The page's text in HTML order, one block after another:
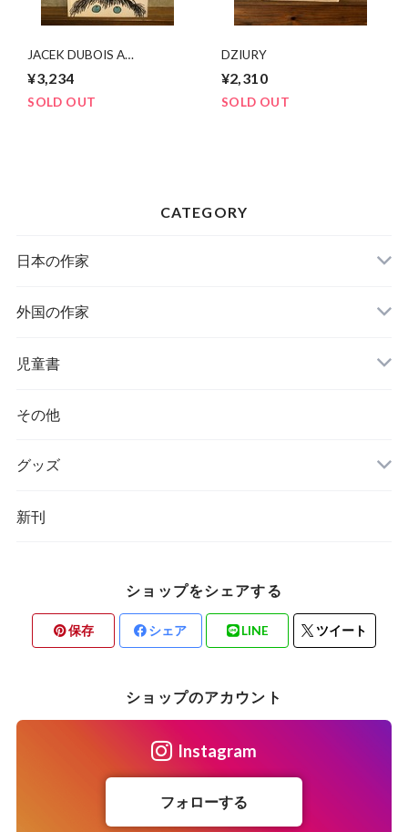
JACEK DUBOIS A
FARAONA
¥3,234
SOLD OUT
DZIURY
¥2,310
SOLD OUT
CATEGORY
日本の作家
外国の作家
チェコ
ハンガリー
その他
ポーランド
児童書
その他
グッズ
新刊
ショップをシェアする
保存 シェア LINE ツイート
ショップのアカウント
Instagram
フォローする